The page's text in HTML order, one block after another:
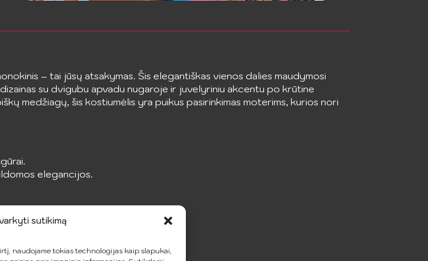
sutikimą
naudojame tokias technologijas kaip slapukai,
– tai jūsų atsakymas. Šis elegantiškas vienos dalies maudymosi
su dvigubu apvadu nugaroje ir juvelyriniu akcentu po krūtine
medžiagų, šis kostiumėlis yra puikus pasirinkimas moterims, kurios nori
elegancijos.
ar baseine!